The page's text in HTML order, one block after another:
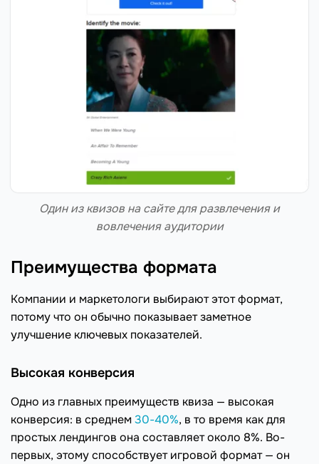
Один из квизов на сайте для развлечения и
вовлечения аудитории
Преимущества формата
Компании и маркетологи выбирают этот формат,
потому что он обычно показывает заметное
улучшение ключевых показателей.
Высокая конверсия
Одно из главных преимуществ квиза — высокая
конверсия: в среднем30-40%, в то время как для
простых лендингов она составляет около 8%. Во-
первых, этому способствует игровой формат — он